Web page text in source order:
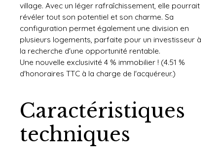
village. Avec un léger rafraîchissement, elle pourrait
révéler tout son potentiel et son charme. Sa
configuration permet également une division en
plusieurs logements, parfaite pour un investisseur à
la recherche d'une opportunité rentable.
Une nouvelle exclusivité 4 % immobilier ! (4.51 %
d'honoraires TTC à la charge de l'acquéreur.)
Caractéristiques
techniques